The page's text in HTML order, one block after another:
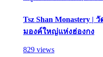
Tsz Shan Monastery
มองค์ใหญ่แห่งฮ่องกง
829 views